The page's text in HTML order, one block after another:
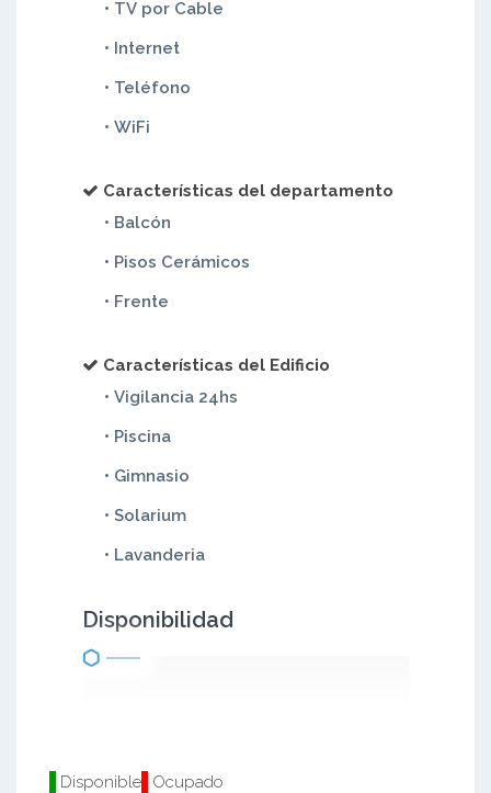
• TV por Cable
• Internet
• Teléfono
• WiFi
Características del departamento
• Balcón
• Pisos Cerámicos
• Frente
Características del Edificio
• Vigilancia 24hs
• Piscina
• Gimnasio
• Solarium
• Lavanderia
Disponibilidad
Disponible
Ocupado